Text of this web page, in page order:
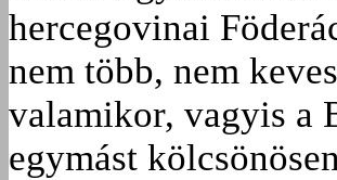
hercegovinai
nem több, nem
valamikor, vagyis a
egymást